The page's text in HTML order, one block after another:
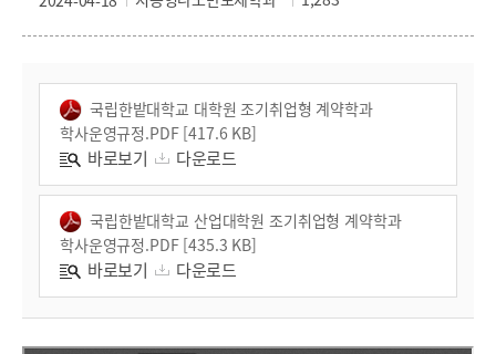
국립한밭대학교 대학원 조기취업형 계약학과
학사운영규정.PDF [417.6 KB]
바로보기 다운로드
국립한밭대학교 산업대학원 조기취업형 계약학과
학사운영규정.PDF [435.3 KB]
바로보기 다운로드